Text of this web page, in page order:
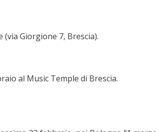
(via Giorgione 7, Brescia).
al Music Temple di Brescia.